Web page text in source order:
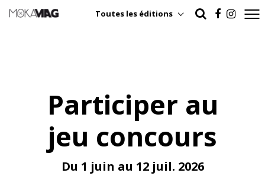
Toutes les éditions
Participer au
jeu concours
Du 1 juin au 12 juil. 2026